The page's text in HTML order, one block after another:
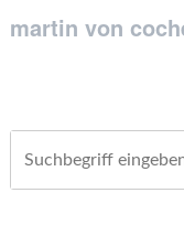
martin von